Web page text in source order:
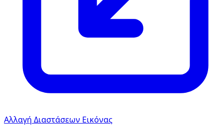
Αλλαγή Διαστάσεων Εικόνας